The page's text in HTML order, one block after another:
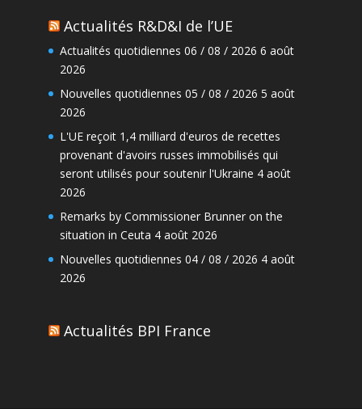
Actualités R&D&I de l’UE
Actualités quotidiennes 06 / 08 / 2026 6 août
2026
Nouvelles quotidiennes 05 / 08 / 2026 5 août
2026
L'UE reçoit 1,4 milliard d'euros de recettes
provenant d'avoirs russes immobilisés qui
seront utilisés pour soutenir l'Ukraine 4 août
2026
Remarks by Commissioner Brunner on the
situation in Ceuta 4 août 2026
Nouvelles quotidiennes 04 / 08 / 2026 4 août
2026
Actualités BPI France